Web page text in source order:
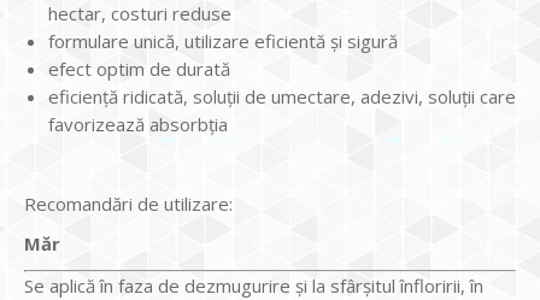
hectar, costuri reduse
formulare unică, utilizare eficientă şi sigură
efect optim de durată
eficienţă ridicată, soluţii de umectare, adezivi, soluţii care
favorizează absorbţia
Recomandări de utilizare:
Măr
Se aplică în faza de dezmugurire şi la sfârşitul înfloririi, în